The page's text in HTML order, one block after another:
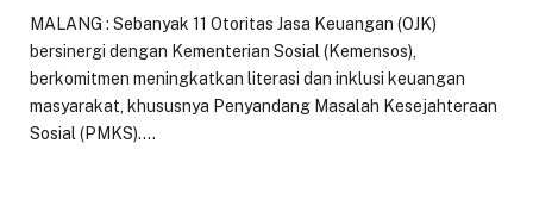
MALANG : Sebanyak 11 Otoritas Jasa Keuangan (OJK)
bersinergi dengan Kementerian Sosial (Kemensos),
berkomitmen meningkatkan literasi dan inklusi keuangan
masyarakat, khususnya Penyandang Masalah Kesejahteraan
Sosial (PMKS).…